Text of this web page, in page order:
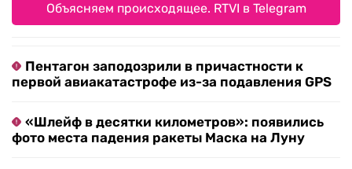
Объясняем происходящее. RTVI в Telegram
Пентагон заподозрили в причастности к
первой авиакатастрофе из-за подавления GPS
«Шлейф в десятки километров»: появились
фото места падения ракеты Маска на Луну